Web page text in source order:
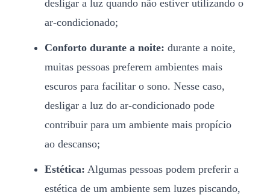
desligar a luz quando não estiver utilizando o
ar-condicionado;
Conforto durante a noite: durante a noite,
muitas pessoas preferem ambientes mais
escuros para facilitar o sono. Nesse caso,
desligar a luz do ar-condicionado pode
contribuir para um ambiente mais propício
ao descanso;
Estética: Algumas pessoas podem preferir a
estética de um ambiente sem luzes piscando,